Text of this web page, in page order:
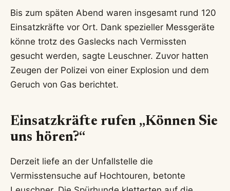
Bis zum späten Abend waren insgesamt rund 120
Einsatzkräfte vor Ort. Dank spezieller Messgeräte
könne trotz des Gaslecks nach Vermissten
gesucht werden, sagte Leuschner. Zuvor hatten
Zeugen der Polizei von einer Explosion und dem
Geruch von Gas berichtet.
Einsatzkräfte rufen „Können Sie
uns hören?“
Derzeit liefe an der Unfallstelle die
Vermisstensuche auf Hochtouren, betonte